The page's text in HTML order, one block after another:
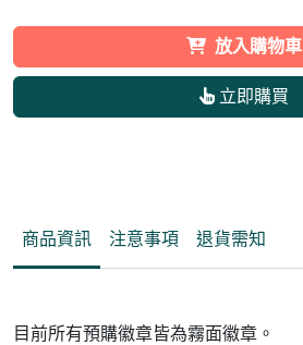
放入購物車
立即購買
商品資訊 注意事項 退貨需知
目前所有預購徽章皆為霧面徽章。